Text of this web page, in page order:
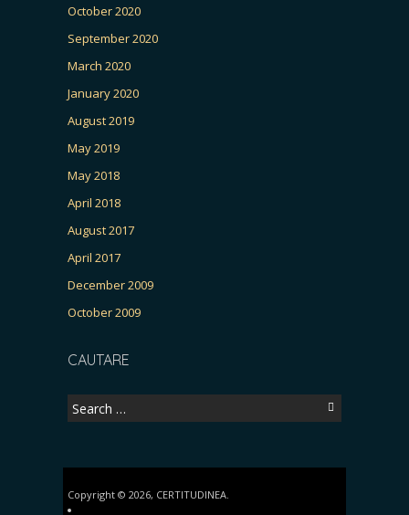
October 2020
September 2020
March 2020
January 2020
August 2019
May 2019
May 2018
April 2018
August 2017
April 2017
December 2009
October 2009
CAUTARE
Search
for:
Copyright © 2026, CERTITUDINEA.